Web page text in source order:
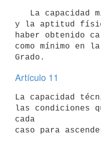
y la aptitud
haber obtenido
como mínimo en
Artículo 11
La capacidad
las condiciones
cada
caso para